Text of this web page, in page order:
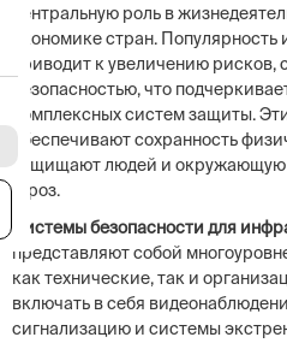
центральную роль в
экономике стран. Популярность
приводит к увеличению рисков,
безопасностью, что
комплексных систем защиты.
обеспечивают сохранность
защищают людей и окружающую
угроз.
Системы безопасности для
представляют собой
как технические, так и
включать в себя
сигнализацию и системы